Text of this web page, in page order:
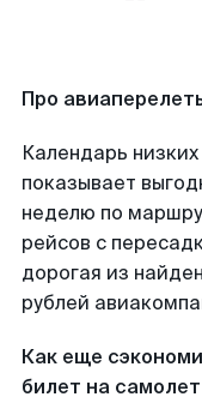
Про
Календарь
показывает
неделю по
рейсов с
дорогая из
рублей
Как еще
билет на